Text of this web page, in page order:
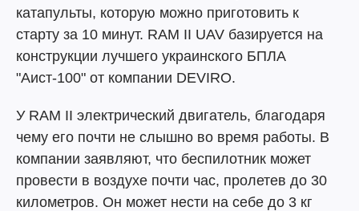
катапульты, которую можно приготовить к
старту за 10 минут. RAM II UAV базируется на
конструкции лучшего украинского БПЛА
"Аист-100" от компании DEVIRO.
У RAM II электрический двигатель, благодаря
чему его почти не слышно во время работы. В
компании заявляют, что беспилотник может
провести в воздухе почти час, пролетев до 30
километров. Он может нести на себе до 3 кг